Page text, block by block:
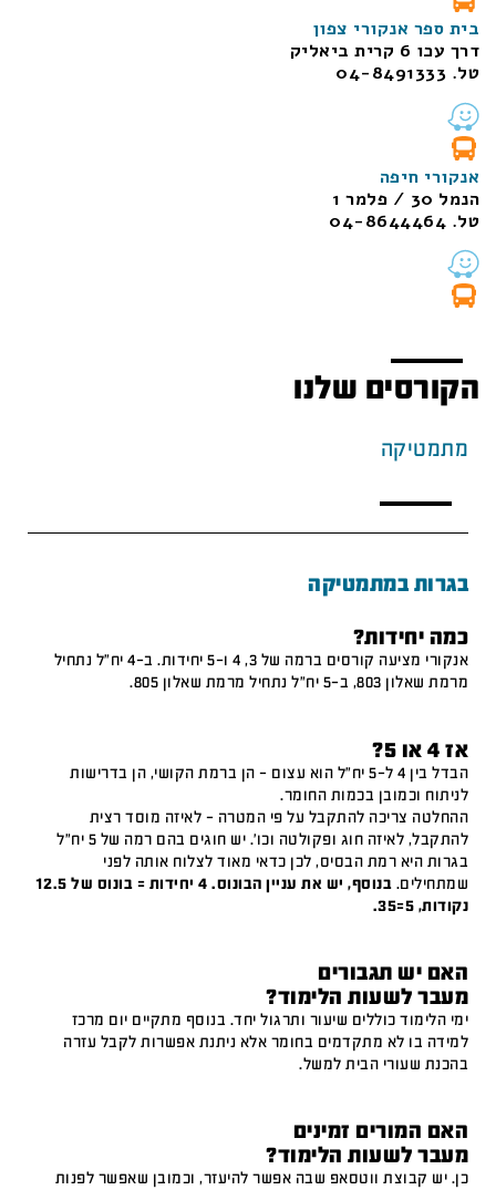
בית ספר אנקורי צפון
דרך עכו 6 קרית ביאליק
טל. 04-8491333
אנקורי חיפה
הנמל 30 / פלמר 1
טל. 04-8644464
הקורסים שלנו
מתמטיקה
בגרות במתמטיקה
כמה יחידות?
אנקורי מציעה קורסים ברמה של 3, 4 ו-5 יחידות. ב-4 יח"ל נתחיל
מרמת שאלון 803, ב-5 יח"ל נתחיל מרמת שאלון 805.
אז 4 או 5?
הבדל בין 4 ל-5 יח"ל הוא עצום – הן ברמת הקושי, הן בדרישות
לניתוח וכמובן בכמות החומר.
ההחלטה צריכה להתקבל על פי המטרה – לאיזה מוסד רצית
להתקבל, לאיזה חוג ופקולטה וכו'. יש חוגים בהם רמה של 5 יח"ל
בגרות היא רמת הבסיס, לכן כדאי מאוד לצלוח אותה לפני
שמתחילים.
בנוסף, יש את עניין הבונוס. 4 יחידות = בונוס של 12.5
נקודות, 5=35.
האם יש תגבורים
מעבר לשעות הלימוד?
ימי הלימוד כוללים שיעור ותרגול יחד. בנוסף מתקיים יום מרכז
למידה בו לא מתקדמים בחומר אלא ניתנת אפשרות לקבל עזרה
בהכנת שעורי הבית למשל.
האם המורים זמינים
מעבר לשעות הלימוד?
כן. יש קבוצת ווטסאפ שבה אפשר להיעזר, וכמובן שאפשר לפנות